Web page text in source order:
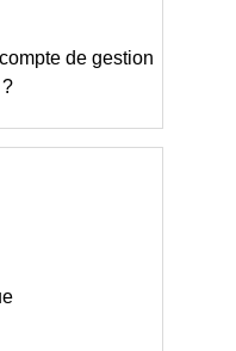
de gestion